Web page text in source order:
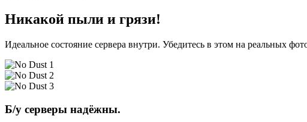
Никакой пыли и грязи!
Идеальное состояние сервера внутри. Убедитесь в этом на реальных
Б/у серверы надёжны.